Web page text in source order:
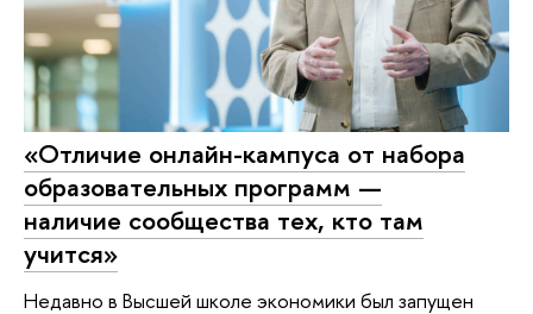
«Отличие онлайн-кампуса от набора
образовательных программ —
наличие сообщества тех, кто там
учится»
Недавно в Высшей школе экономики был запущен